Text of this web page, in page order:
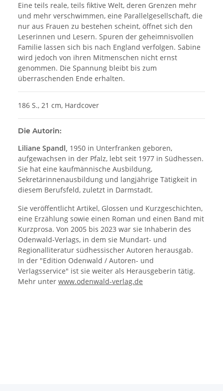
Eine teils reale, teils fiktive Welt, deren Grenzen mehr
und mehr verschwimmen, eine Parallelgesellschaft, die
nur aus Frauen zu bestehen scheint, öffnet sich den
Leserinnen und Lesern. Spuren der geheimnisvollen
Familie lassen sich bis nach England verfolgen. Sabine
wird jedoch von ihren Mitmenschen nicht ernst
genommen. Die Spannung bleibt bis zum
überraschenden Ende erhalten.
186 S., 21 cm, Hardcover
Die Autorin:
Liliane Spandl, 1950 in Unterfranken geboren,
aufgewachsen in der Pfalz, lebt seit 1977 in Südhessen.
Sie hat eine kaufmännische Ausbildung,
Sekretärinnenausbildung und langjährige Tätigkeit in
diesem Berufsfeld, zuletzt in Darmstadt.
Sie veröffentlicht Artikel, Glossen und Kurzgeschichten,
eine Erzählung sowie einen Roman und einen Band mit
Kurzprosa. Von 2005 bis 2023 war sie Inhaberin des
Odenwald-Verlags, in dem sie Mundart- und
Regionalliteratur südhessischer Autoren herausgab.
In der "Edition Odenwald / Autoren- und
Verlagsservice" ist sie weiter als Herausgeberin tätig.
Mehr unter www.odenwald-verlag.de